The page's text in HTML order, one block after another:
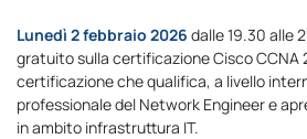
Lunedì 2 febbraio 2026 dalle 19.30 alle
gratuito sulla certificazione Cisco CCNA
certificazione che qualifica, a livello
professionale del Network Engineer e
in ambito infrastruttura IT.